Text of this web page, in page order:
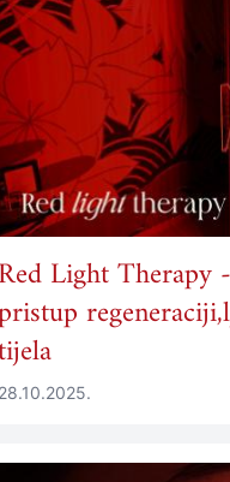
Red Light Therapy
28.10.2025.